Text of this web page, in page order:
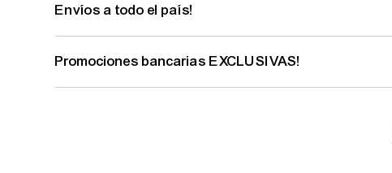
Envíos a todo el país!
Promociones bancarias EXCLUSIVAS!